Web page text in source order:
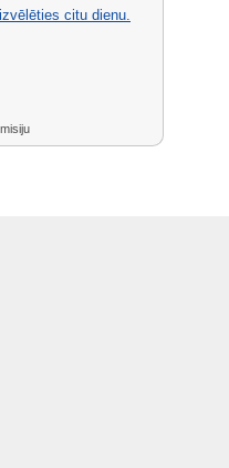
citu dienu.